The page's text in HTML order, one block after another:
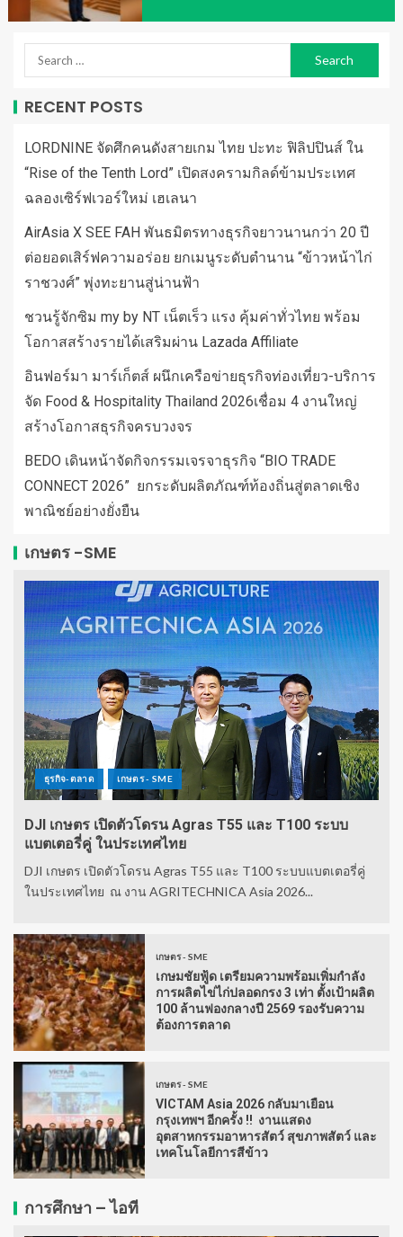
RECENT POSTS
LORDNINE จัดศึกคนดังสายเกม ไทย ปะทะ ฟิลิปปินส์ ใน
“Rise of the Tenth Lord” เปิดสงครามกิลด์ข้ามประเทศ
ฉลองเซิร์ฟเวอร์ใหม่ เฮเลนา
AirAsia X SEE FAH พันธมิตรทางธุรกิจยาวนานกว่า 20 ปี
ต่อยอดเสิร์ฟความอร่อย ยกเมนูระดับตำนาน “ข้าวหน้าไก่
ราชวงศ์” พุ่งทะยานสู่น่านฟ้า
ชวนรู้จักซิม my by NT เน็ตเร็ว แรง คุ้มค่าทั่วไทย พร้อม
โอกาสสร้างรายได้เสริมผ่าน Lazada Affiliate
อินฟอร์มา มาร์เก็ตส์ ผนึกเครือข่ายธุรกิจท่องเที่ยว-บริการ
จัด Food & Hospitality Thailand 2026เชื่อม 4 งานใหญ่
สร้างโอกาสธุรกิจครบวงจร
BEDO เดินหน้าจัดกิจกรรมเจรจาธุรกิจ “BIO TRADE
CONNECT 2026” ยกระดับผลิตภัณฑ์ท้องถิ่นสู่ตลาดเชิง
พาณิชย์อย่างยั่งยืน
เกษตร -SME
ธุรกิจ-ตลาด เกษตร - SME
DJI เกษตร เปิดตัวโดรน Agras T55 และ T100 ระบบ
แบตเตอรี่คู่ ในประเทศไทย
DJI เกษตร เปิดตัวโดรน Agras T55 และ T100 ระบบแบตเตอรี่คู่
ในประเทศไทย ณ งาน AGRITECHNICA Asia 2026...
เกษตร - SME
เกษมชัยฟู้ด เตรียมความพร้อมเพิ่มกำลัง
การผลิตไข่ไก่ปลอดกรง 3 เท่า ตั้งเป้าผลิต
100 ล้านฟองกลางปี 2569 รองรับความ
ต้องการตลาด
เกษตร - SME
VICTAM Asia 2026 กลับมาเยือน
กรุงเทพฯ อีกครั้ง !! งานแสดง
อุตสาหกรรมอาหารสัตว์ สุขภาพสัตว์ และ
เทคโนโลยีการสีข้าว
การศึกษา – ไอที